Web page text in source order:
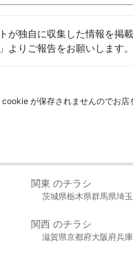
独自に収集した情報を掲
」よりご報告をお願いします。
が保存されませんのでお店
関東 のチラシ
茨城県栃木県群馬県埼
関西 のチラシ
滋賀県京都府大阪府兵